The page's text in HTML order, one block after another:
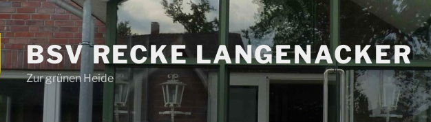
BSV RECKE LANGENACKER
Zur grünen Heide